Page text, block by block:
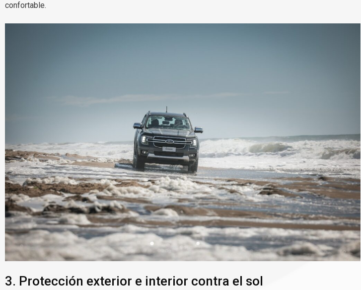
confortable.
3. Protección exterior e interior contra el sol